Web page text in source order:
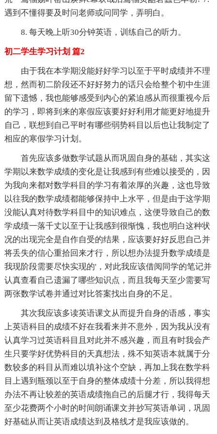
遇到不懂得要及时问老师或问同学，弄明白。
8. 每天晚上听30分钟英语，训练自己的听力。
初二学生学习计划 篇2
由于我在本学期没能好好学习以至于平时成绩并不理
想，然而初二阶段还不好好努力的话只会给整个初中生涯
留下遗憾，我也能够感受到内心的紧迫感从而很重视今后
的学习，即将到来的寒假应该要好好利用才能更好地提升
自己，联想到自己平时有哪些弱势科目以后也让我制定了
相应的寒假学习计划。
首先应该多做数学试题从而巩固自身的基础，其实这
学期以来数学成绩的变化是让我感到有些难以接受的，因
为我向来都对数学科目的学习有着浓厚的兴趣，这也导致
以往我的数学成绩都能够保持中上水平，但是由于这学期
没能认真对待数学科目中的知识难点，这便导致自己的数
学成绩一落千丈以至于让我感到很惭愧，我也明白这种状
况的出现完全是自作自受的结果，应该要好好反思自己并
将丢失的信心重拾回来才行，所以想办法提升数学成绩是
我现阶段需要尽快实现的'，对此我应该借阅同学的笔记并
认真查看自己遗漏了哪些知识点，而且我每天至少需要写
两张数学试卷并通过对比答案找出自身的不足。
其次我应该多读英语课文从而提升自身的语感，事实
上英语科目的成绩不好在我看来并不意外，因为我从没有
认真学习过英语科目且对此并不感兴趣，而且有时我会产
生只要学好优势科目的天真想法，殊不知英语本就属于分
数较多的科目从而难以填补这个空缺，再加上我在数学科
目上遇到瓶颈以至于自身的整体成绩十分差，所以我得想
办法不再让较差的英语成绩拖自己的后腿才行，我得每天
至少花费两个小时的时间朗诵课文并抄写英语单词，巩固
好基础从而让英语成绩达到及格线才是我应该做的。